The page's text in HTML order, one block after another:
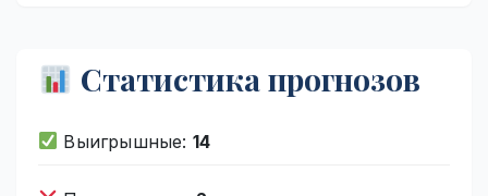
Статистика прогнозов
Выигрышные: 14